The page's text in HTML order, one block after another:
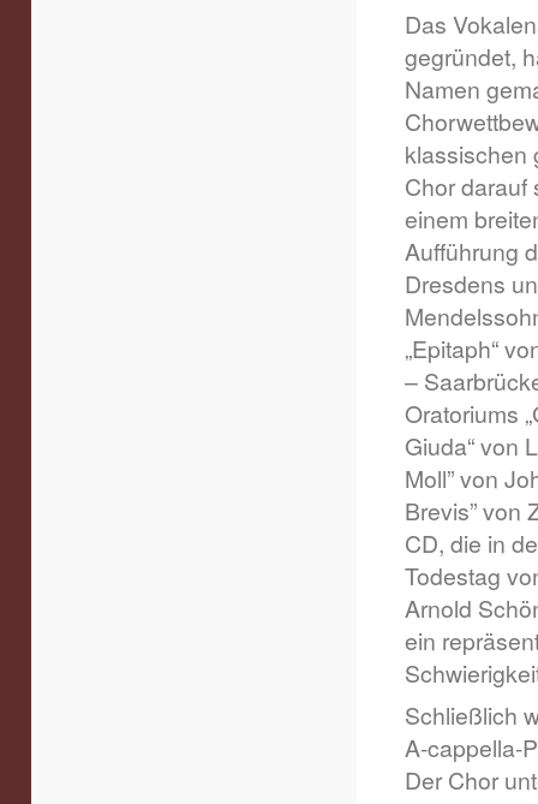
Das
gegründet,
Namen
klassischen
Chor darauf
einem
Aufführung
Dresdens
„Epitaph“
–
Oratoriums
Giuda“ von
Moll” von
Brevis” von
CD, die in
Todestag
Arnold
ein
Schließlich
A-cappella-
Der Chor